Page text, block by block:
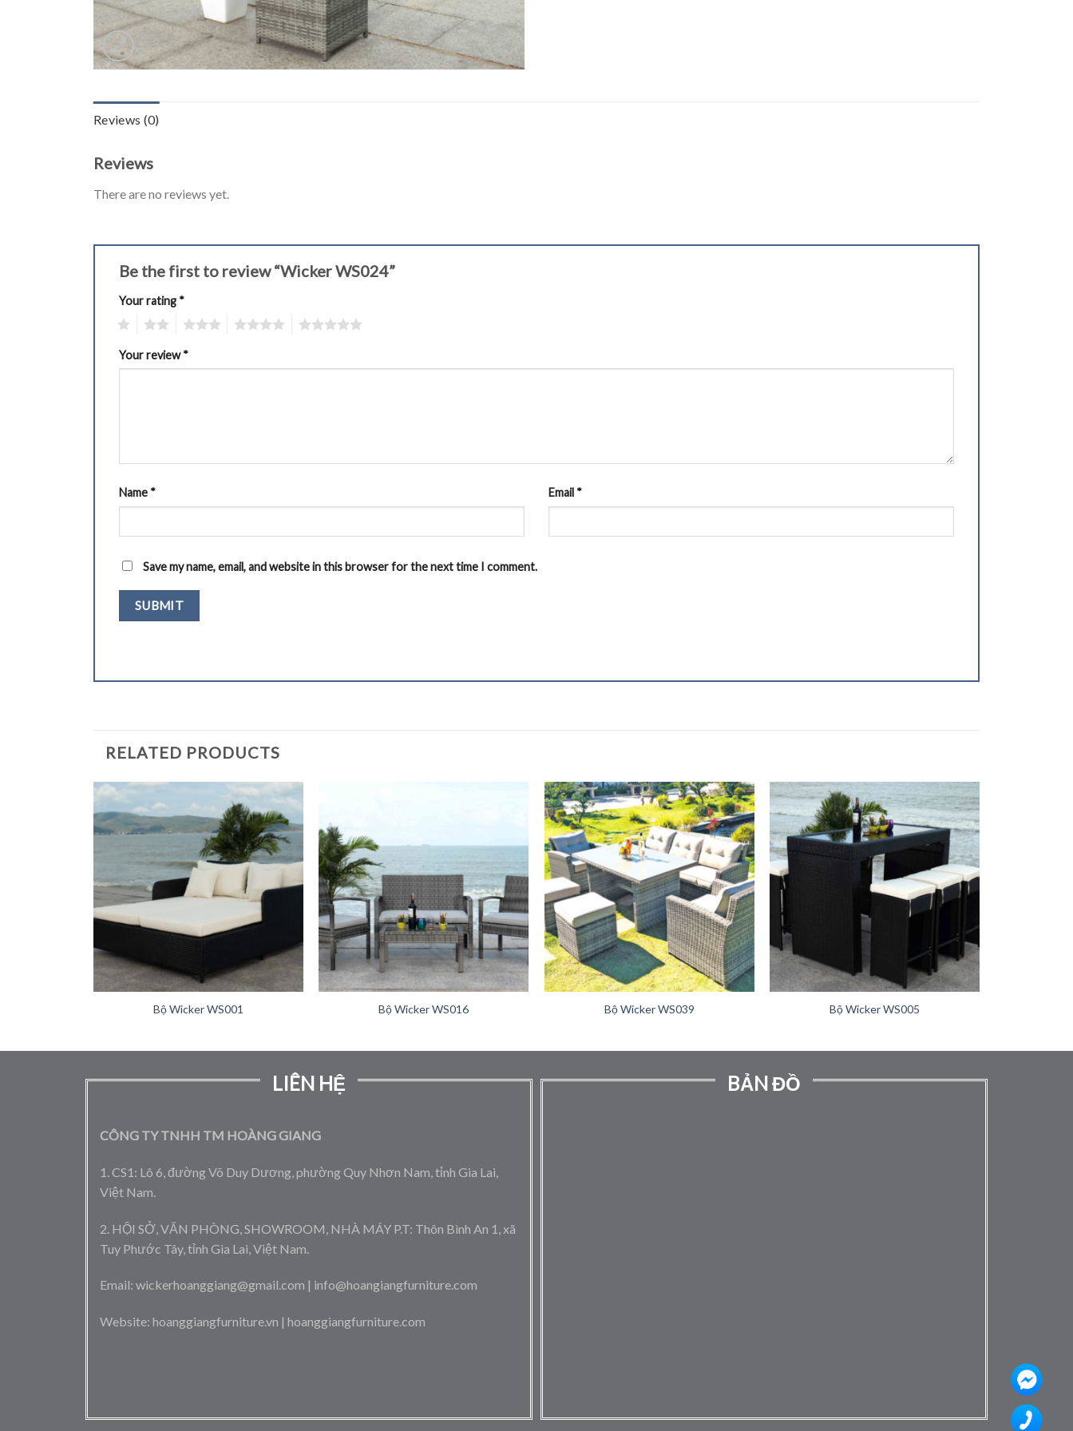
Reviews (0)
Reviews
There are no reviews yet.
Be the first to review “Wicker WS024”
Your rating *
Your review*
Name * Email *
Save my name, email, and website in this browser for the next time I comment.
RELATED PRODUCTS
Bộ Wicker WS001 Bộ Wicker WS016
+
Bộ Wicker WS039 Bộ Wicker WS005
LIÊN HỆ
CÔNG TY TNHH TM HOÀNG GIANG
1. CS1: Lô 6, đường Võ Duy Dương, phường Quy Nhơn Nam, tỉnh Gia Lai,
Việt Nam.
2. HỘI SỞ, VĂN PHÒNG, SHOWROOM, NHÀ MÁY P.T: Thôn Bình An 1, xã
Tuy Phước Tây, tỉnh Gia Lai, Việt Nam.
Email: wickerhoanggiang@gmail.com | info@hoangiangfurniture.com
Website: hoanggiangfurniture.vn | hoanggiangfurniture.com
BẢN ĐỒ